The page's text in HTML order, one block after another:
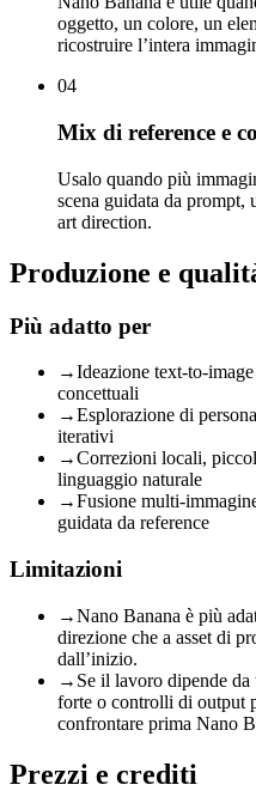
oggetto, un colore, un
ricostruire l’intera
04
Mix di reference e
Usalo quando più
scena guidata da prompt,
art direction.
Produzione e
Più adatto per
→Ideazione text-to-
concettuali
→Esplorazione di
iterativi
→Correzioni locali,
linguaggio naturale
→Fusione multi-
guidata da reference
Limitazioni
→Nano Banana è più
direzione che a asset di
dall’inizio.
→ Se il lavoro dipende
forte o controlli di output
confrontare prima Nano
Prezzi e crediti